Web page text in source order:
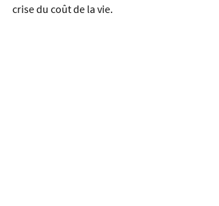
crise du coût de la vie.